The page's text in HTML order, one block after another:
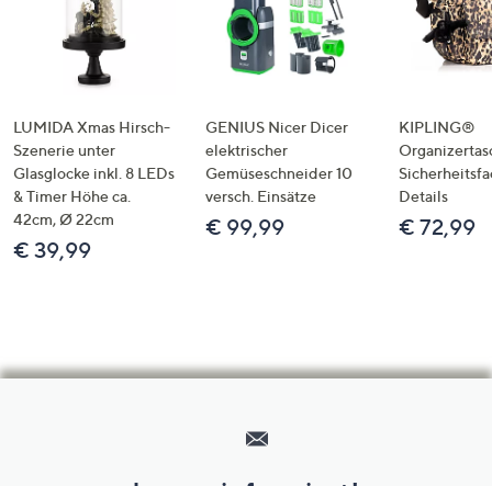
LUMIDA Xmas Hirsch-
Szenerie unter
Glasglocke inkl. 8 LEDs
& Timer Höhe ca.
42cm, Ø 22cm
€ 39,99
GENIUS Nicer Dicer
elektrischer
Gemüseschneider 10
versch. Einsätze
€ 99,99
KIPLING®
Details
€ 72,99